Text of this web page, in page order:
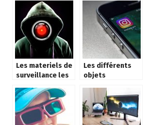
disparition ?
reparer ?
Les materiels de
surveillance les
pour securiser la
maison
Les différents
objets